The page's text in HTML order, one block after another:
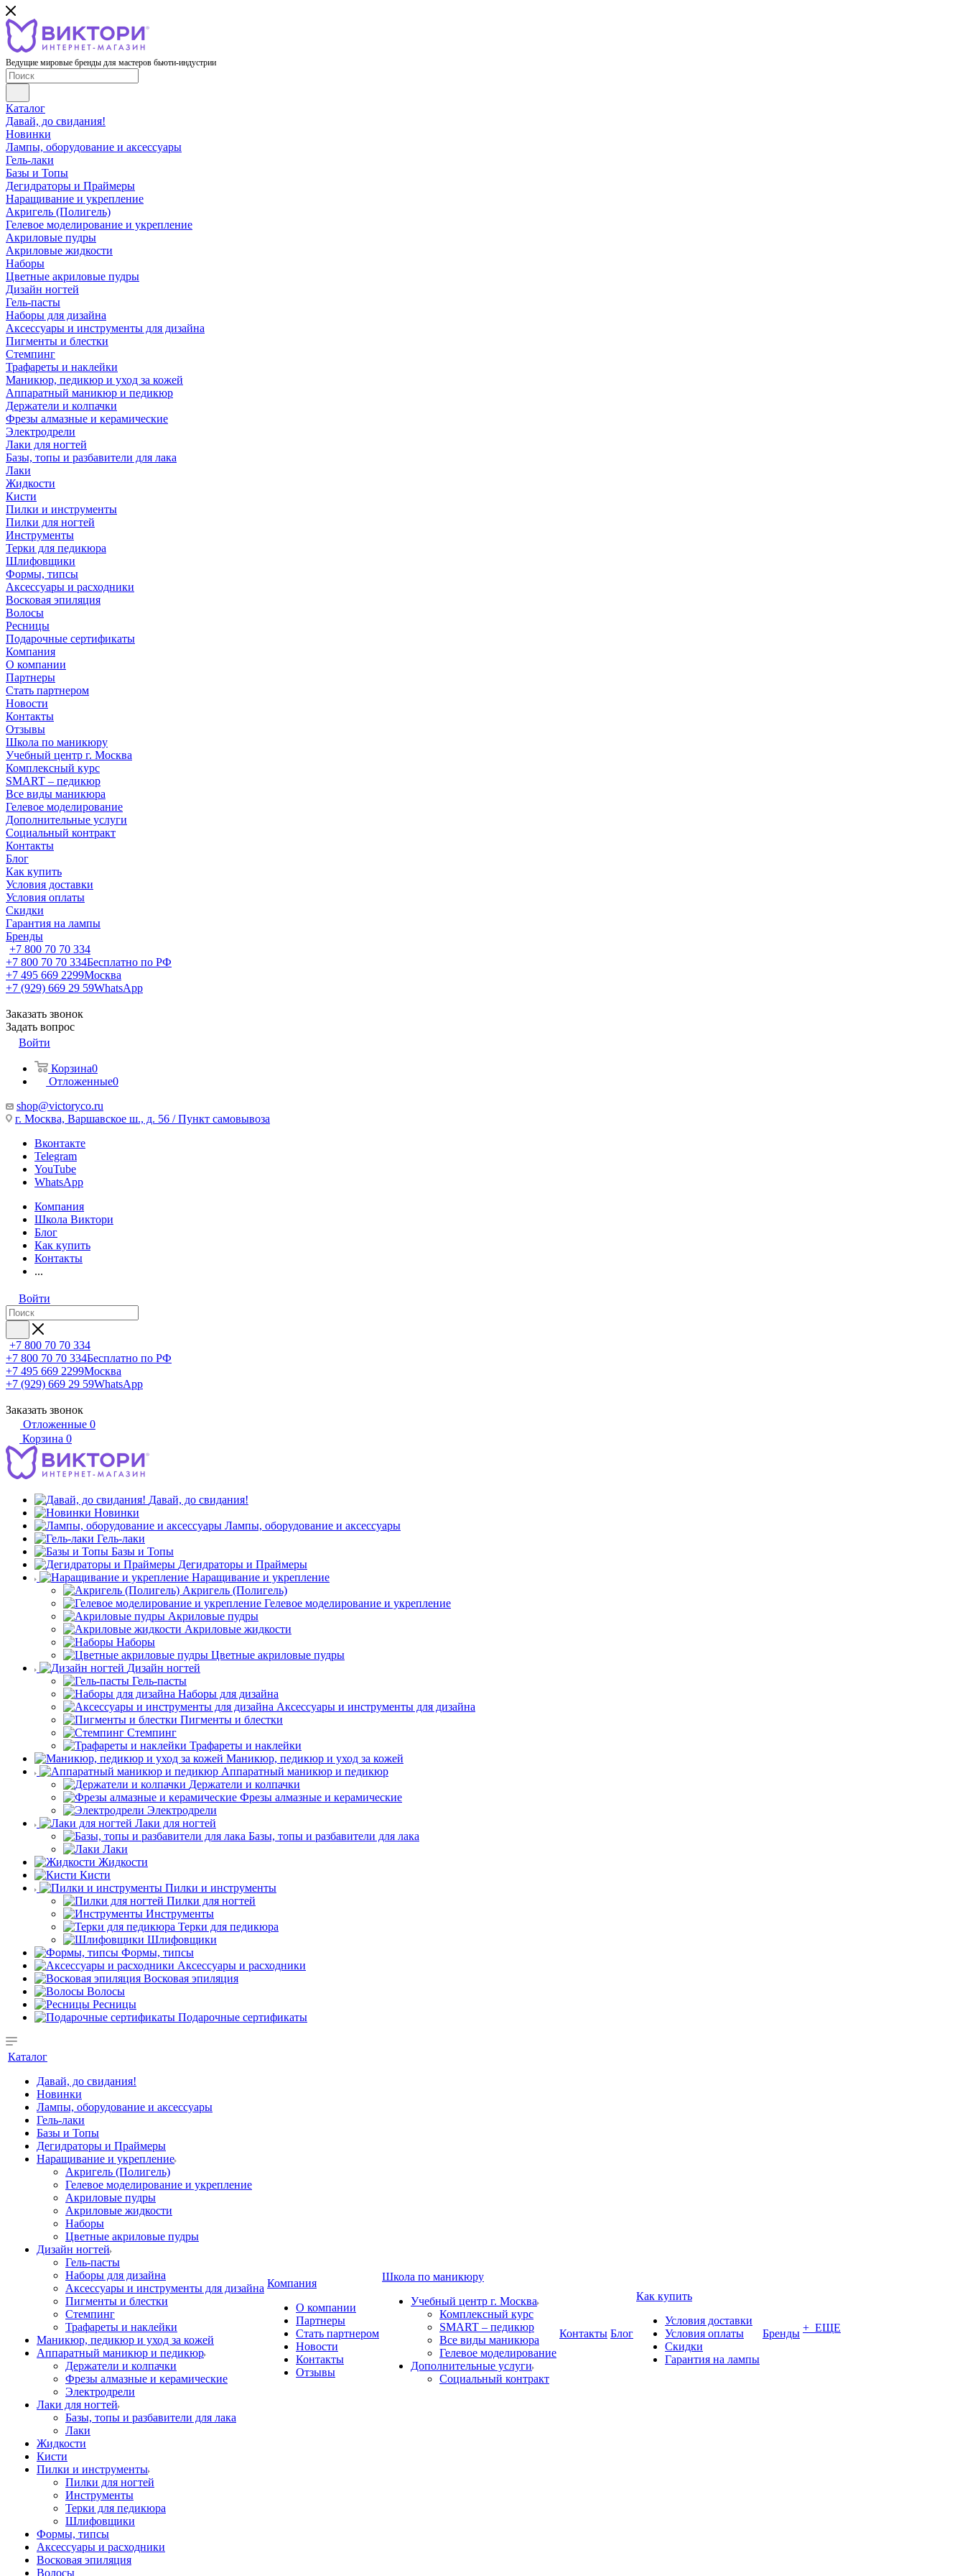
Ведущие мировые бренды для мастеров бьюти-индустрии
Каталог
Давай, до свидания!
Новинки
Лампы, оборудование и аксессуары
Гель-лаки
Базы и Топы
Дегидраторы и Праймеры
Наращивание и укрепление
Акригель (Полигель)
Гелевое моделирование и укрепление
Акриловые пудры
Акриловые жидкости
Наборы
Цветные акриловые пудры
Дизайн ногтей
Гель-пасты
Наборы для дизайна
Аксессуары и инструменты для дизайна
Пигменты и блестки
Стемпинг
Трафареты и наклейки
Маникюр, педикюр и уход за кожей
Аппаратный маникюр и педикюр
Держатели и колпачки
Фрезы алмазные и керамические
Электродрели
Лаки для ногтей
Базы, топы и разбавители для лака
Лаки
Жидкости
Кисти
Пилки и инструменты
Пилки для ногтей
Инструменты
Терки для педикюра
Шлифовщики
Формы, типсы
Аксессуары и расходники
Восковая эпиляция
Волосы
Ресницы
Подарочные сертификаты
Компания
О компании
Партнеры
Стать партнером
Новости
Контакты
Отзывы
Школа по маникюру
Учебный центр г. Москва
Комплексный курс
SMART – педикюр
Все виды маникюра
Гелевое моделирование
Дополнительные услуги
Социальный контракт
Контакты
Блог
Как купить
Условия доставки
Условия оплаты
Скидки
Гарантия на лампы
Бренды
+7 800 70 70 334
+7 800 70 70 334Бесплатно по РФ
+7 495 669 2299Москва
+7 (929) 669 29 59WhatsApp
Заказать звонок
Задать вопрос
Войти
Корзина0
Отложенные0
shop@victoryco.ru
г. Москва, Варшавское ш., д. 56 / Пункт самовывоза
Вконтакте
Telegram
YouTube
WhatsApp
Компания
Школа Виктори
Блог
Как купить
Контакты
...
Войти
+7 800 70 70 334
+7 800 70 70 334Бесплатно по РФ
+7 495 669 2299Москва
+7 (929) 669 29 59WhatsApp
Заказать звонок
Отложенные 0
Корзина 0
Давай, до свидания!
Новинки
Лампы, оборудование и аксессуары
Гель-лаки
Базы и Топы
Дегидраторы и Праймеры
Наращивание и укрепление
Акригель (Полигель)
Гелевое моделирование и укрепление
Акриловые пудры
Акриловые жидкости
Наборы
Цветные акриловые пудры
Дизайн ногтей
Гель-пасты
Наборы для дизайна
Аксессуары и инструменты для дизайна
Пигменты и блестки
Стемпинг
Трафареты и наклейки
Маникюр, педикюр и уход за кожей
Аппаратный маникюр и педикюр
Держатели и колпачки
Фрезы алмазные и керамические
Электродрели
Лаки для ногтей
Базы, топы и разбавители для лака
Лаки
Жидкости
Кисти
Пилки и инструменты
Пилки для ногтей
Инструменты
Терки для педикюра
Шлифовщики
Формы, типсы
Аксессуары и расходники
Восковая эпиляция
Волосы
Ресницы
Подарочные сертификаты
Каталог
Давай, до свидания!
Новинки
Лампы, оборудование и аксессуары
Гель-лаки
Базы и Топы
Дегидраторы и Праймеры
Наращивание и укрепление
Акригель (Полигель)
Гелевое моделирование и укрепление
Акриловые пудры
Акриловые жидкости
Наборы
Цветные акриловые пудры
Дизайн ногтей
Гель-пасты
Наборы для дизайна
Аксессуары и инструменты для дизайна
Пигменты и блестки
Стемпинг
Трафареты и наклейки
Маникюр, педикюр и уход за кожей
Аппаратный маникюр и педикюр
Держатели и колпачки
Фрезы алмазные и керамические
Электродрели
Лаки для ногтей
Базы, топы и разбавители для лака
Лаки
Жидкости
Кисти
Пилки и инструменты
Пилки для ногтей
Инструменты
Терки для педикюра
Шлифовщики
Формы, типсы
Аксессуары и расходники
Восковая эпиляция
Волосы
Компания
О компании
Партнеры
Стать партнером
Новости
Контакты
Отзывы
Школа по маникюру
Учебный центр г. Москва
Комплексный курс
SMART – педикюр
Все виды маникюра
Гелевое моделирование
Дополнительные услуги
Социальный контракт
Контакты Блог
Как купить
Условия доставки
Условия оплаты
Скидки
Гарантия на лампы
Бренды + ЕЩЕ